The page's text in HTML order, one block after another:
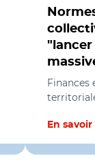
Finances
En